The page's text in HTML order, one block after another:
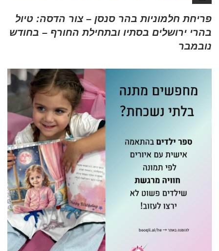
פריחת חלמוניות בהר סנסן – צור הדסה: טיול
בהרי ירושלים בסתיו ובתחילת החורף – בחודש
נובמבר